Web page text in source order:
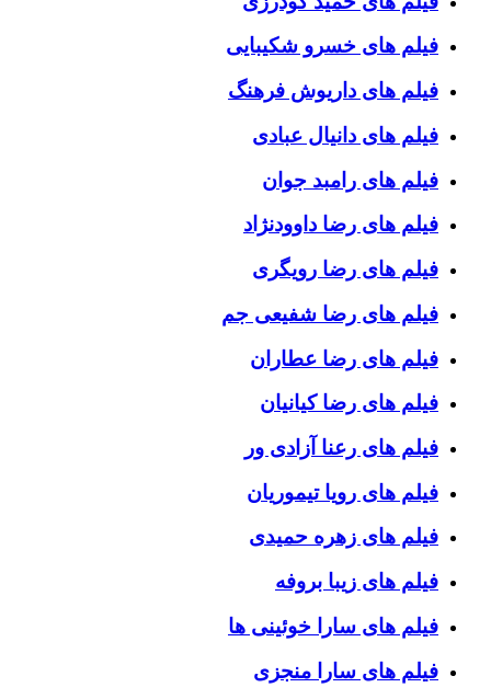
فیلم های خسرو شکیبایی
فیلم های داریوش فرهنگ
فیلم های دانیال عبادی
فیلم های رامبد جوان
فیلم های رضا داوودنژاد
فیلم های رضا رویگری
فیلم های رضا شفیعی جم
فیلم های رضا عطاران
فیلم های رضا کیانیان
فیلم های رعنا آزادی ور
فیلم های رویا تیموریان
فیلم های زهره حمیدی
فیلم های زیبا بروفه
فیلم های سارا خوئینی ها
فیلم های سارا منجزی